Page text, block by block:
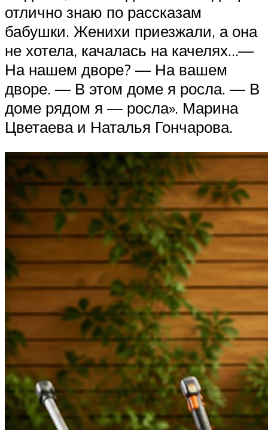
отлично знаю по рассказам
бабушки. Женихи приезжали, а она
не хотела, качалась на качелях…—
На нашем дворе? — На вашем
дворе. — В этом доме я росла. — В
доме рядом я — росла». Марина
Цветаева и Наталья Гончарова.